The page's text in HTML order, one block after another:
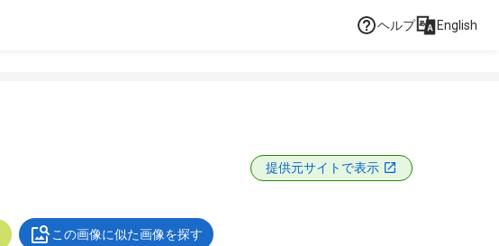
ヘルプ English
提供元サイトで表示
この画像に似た画像を探す